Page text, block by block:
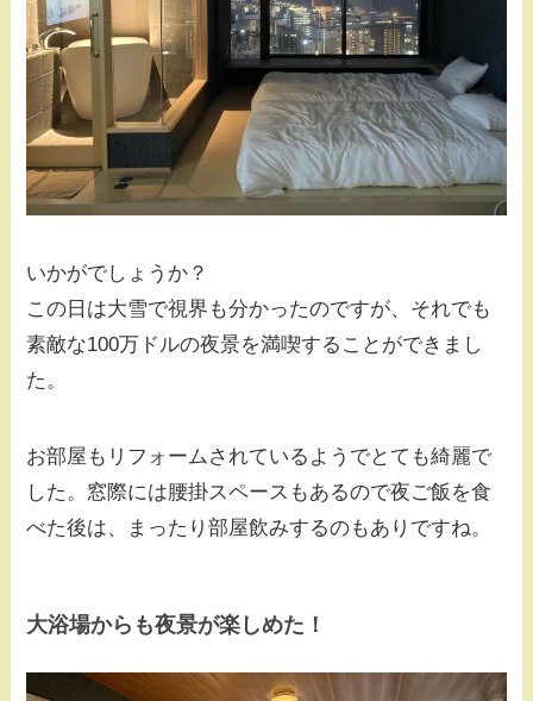
いかがでしょうか？
この日は大雪で視界も分かったのですが、それでも
素敵な100万ドルの夜景を満喫することができまし
た。
お部屋もリフォームされているようでとても綺麗で
した。窓際には腰掛スペースもあるので夜ご飯を食
べた後は、まったり部屋飲みするのもありですね。
大浴場からも夜景が楽しめた！